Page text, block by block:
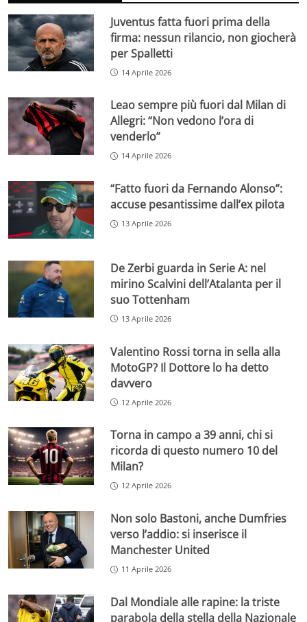
Juventus fatta fuori prima della
firma: nessun rilancio, non giocherà
per Spalletti
14 Aprile 2026
Leao sempre più fuori dal Milan di
Allegri: “Non vedono l’ora di
venderlo”
14 Aprile 2026
“Fatto fuori da Fernando Alonso”:
accuse pesantissime dall’ex pilota
13 Aprile 2026
De Zerbi guarda in Serie A: nel
mirino Scalvini dell’Atalanta per il
suo Tottenham
13 Aprile 2026
Valentino Rossi torna in sella alla
MotoGP? Il Dottore lo ha detto
davvero
12 Aprile 2026
Torna in campo a 39 anni, chi si
ricorda di questo numero 10 del
Milan?
12 Aprile 2026
Non solo Bastoni, anche Dumfries
verso l’addio: si inserisce il
Manchester United
11 Aprile 2026
Dal Mondiale alle rapine: la triste
parabola della stella della Nazionale